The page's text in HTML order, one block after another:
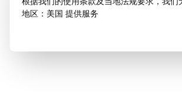
地区：美国 提供服务